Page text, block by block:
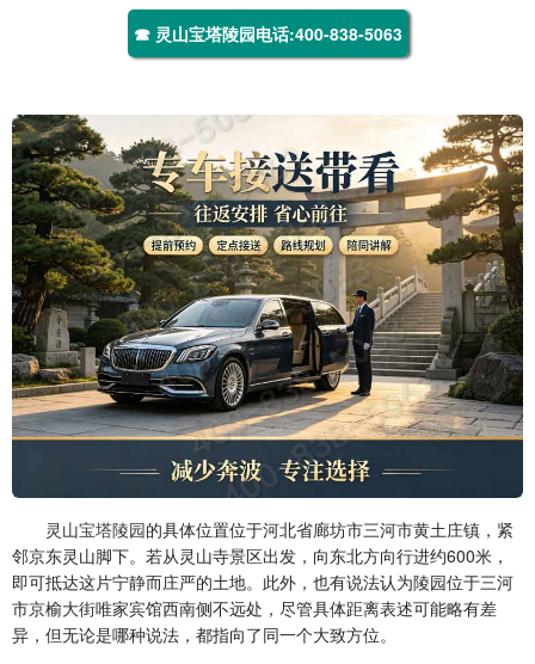
☎ 灵山宝塔陵园电话:400-838-5063
灵山宝塔陵园的具体位置位于河北省廊坊市三河市黄土庄镇，紧
邻京东灵山脚下。若从灵山寺景区出发，向东北方向行进约600米，
即可抵达这片宁静而庄严的土地。此外，也有说法认为陵园位于三河
市京榆大街唯家宾馆西南侧不远处，尽管具体距离表述可能略有差
异，但无论是哪种说法，都指向了同一个大致方位。